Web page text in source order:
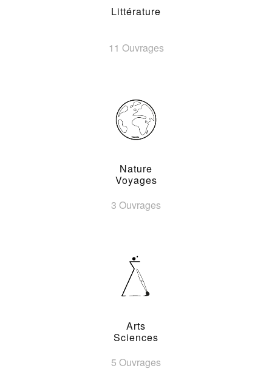
Littérature
11 Ouvrages
Nature
Voyages
3 Ouvrages
Arts
Sciences
5 Ouvrages